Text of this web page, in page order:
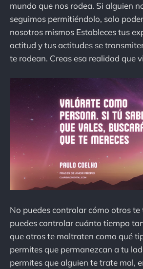
mundo que nos rodea. Si alguien
seguimos permitiéndolo, solo
nosotros mismos Estableces tus
actitud y tus actitudes se
te rodean. Creas esa realidad que
No puedes controlar cómo otros te
puedes controlar cuánto tiempo
que otros te maltraten como qué
permites que permanezcan a tu
permites que alguien te trate mal,